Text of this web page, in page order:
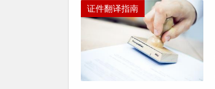
证件翻译指南